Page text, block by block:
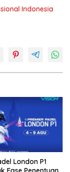
Indonesia
London P1